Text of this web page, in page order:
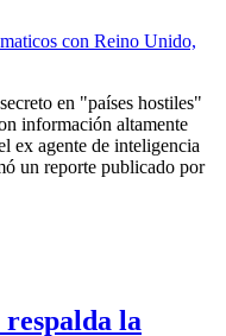
en "países hostiles"
información altamente
ex agente de inteligencia
un reporte publicado por
la